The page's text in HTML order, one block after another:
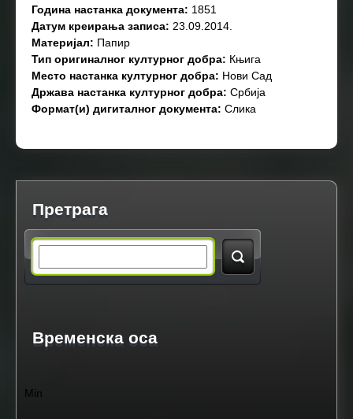
Година настанка документа: 1851
Датум креирања записа: 23.09.2014.
Материјал: Папир
Тип оригиналног културног добра: Књига
Место настанка културног добра: Нови Сад
Држава настанка културног добра: Србија
Формат(и) дигиталног документа: Слика
Претрага
a
Временска оса
Min